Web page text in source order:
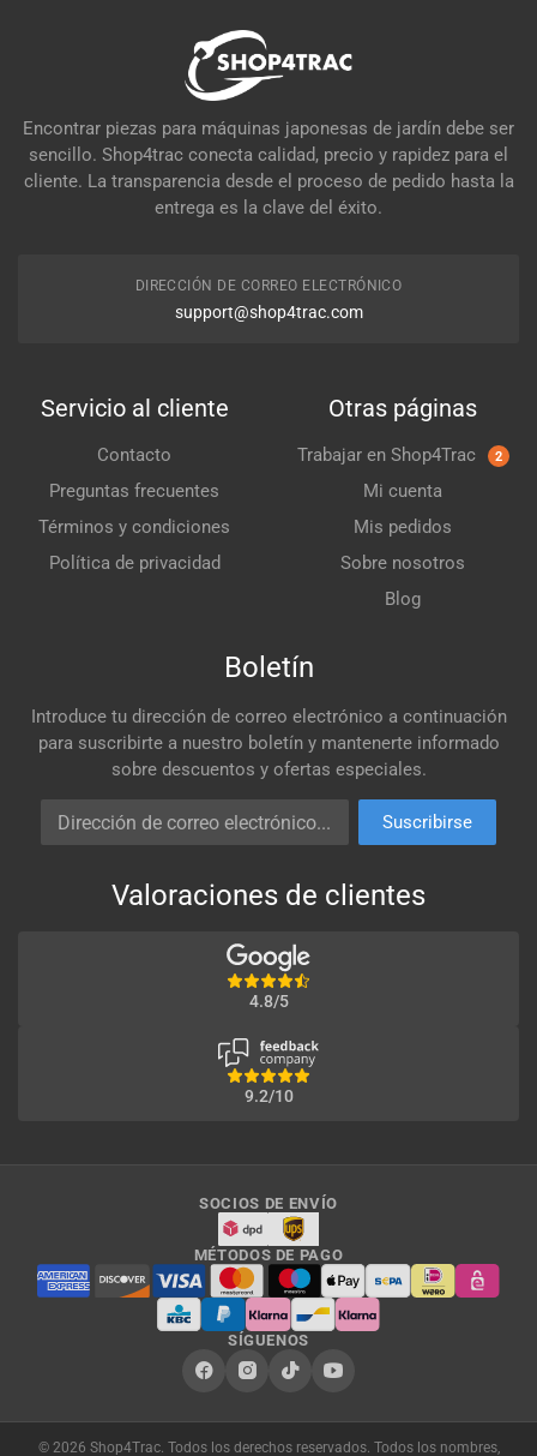
Encontrar piezas para máquinas japonesas de jardín debe ser
sencillo. Shop4trac conecta calidad, precio y rapidez para el
cliente. La transparencia desde el proceso de pedido hasta la
entrega es la clave del éxito.
DIRECCIÓN DE CORREO ELECTRÓNICO
support@shop4trac.com
Servicio al cliente
Contacto
Preguntas frecuentes
Términos y condiciones
Política de privacidad
Otras páginas
Trabajar en Shop4Trac 2
Mi cuenta
Mis pedidos
Sobre nosotros
Blog
Boletín
Introduce tu dirección de correo electrónico a continuación
para suscribirte a nuestro boletín y mantenerte informado
sobre descuentos y ofertas especiales.
Dirección de correo electrónico
Suscribirse
Valoraciones de clientes
4.8/5
9.2/10
SOCIOS DE ENVÍO
MÉTODOS DE PAGO
SÍGUENOS
© 2026 Shop4Trac. Todos los derechos reservados. Todos los nombres,